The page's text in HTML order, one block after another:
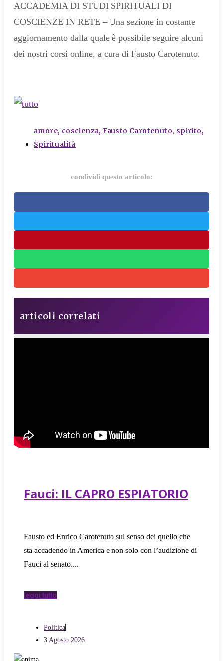
ACCADEMIA DI STUDI SPIRITUALI DI
COSCIENZE IN RETE – Una sezione in costante
aggiornamento dalla quale è possibile seguire alcuni
dei nostri corsi online, a cura di Fausto Carotenuto.
tags
amore, coscienza,Fausto Carotenuto, spirito,
Spiritualità
condividi questo articolo:
articoli correlati
Fauci: IL CAPRO ESPIATORIO
Fausto ed Enrico Carotenuto sul senso dei quello che
sta accadendo in America e non solo con l’audizione di
Fauci al senato.
leggi tutto
Politica
3 Agosto 2026